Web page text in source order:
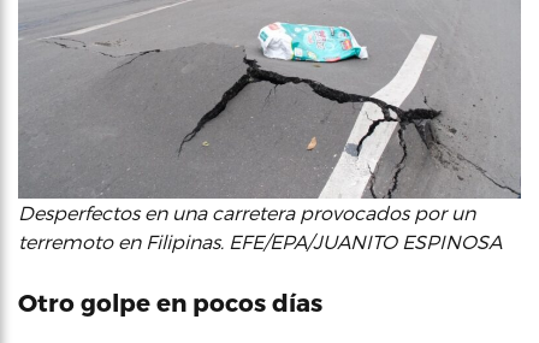
Desperfectos en una carretera provocados por un
terremoto en Filipinas. EFE/EPA/JUANITO ESPINOSA
Otro golpe en pocos días